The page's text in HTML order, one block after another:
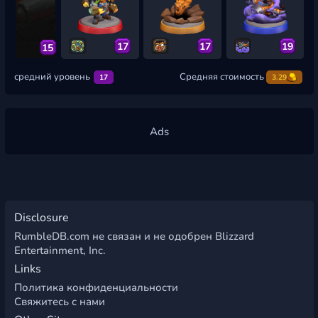
15 17 17 19
средний уровень 17 Средняя стоимость 3.29
Disclosure
RumbleDB.com не связан и не одобрен Blizzard
Entertainment, Inc.
Links
Политика конфиденциальности
Свяжитесь с нами